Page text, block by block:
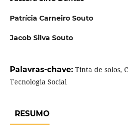
Patrícia Carneiro Souto
Jacob Silva Souto
Palavras-chave: Tinta de solos,
Tecnologia Social
RESUMO